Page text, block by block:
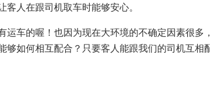
人在跟司机取车时能够安心。
运车的喔！也因为现在大环境的不确定因素很多
够如何相互配合？只要客人能跟我们的司机互相